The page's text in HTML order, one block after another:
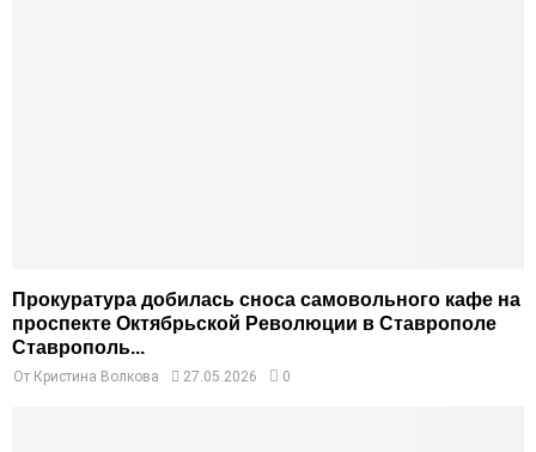
Прокуратура добилась сноса самовольного кафе на
проспекте Октябрьской Революции в Ставрополе
Ставрополь...
От Кристина Волкова 27.05.2026 0